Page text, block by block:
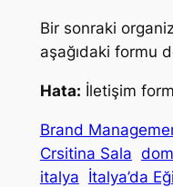
Bir sonraki
aşağıdaki formu
Hata: İletişim
Brand
Crsitina Sala
italya İtalya’da